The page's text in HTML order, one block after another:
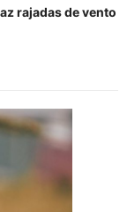
rajadas de vento